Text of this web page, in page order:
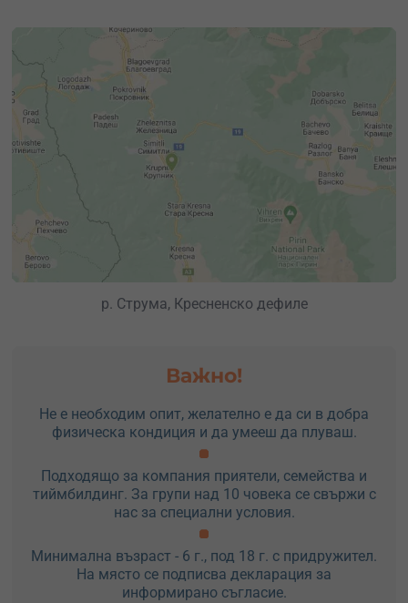
р. Струма, Кресненско дефиле
Важно!
Не е необходим опит, желателно е да си в добра
физическа кондиция и да умееш да плуваш.
Подходящо за компания приятели, семейства и
тиймбилдинг. За групи над 10 човека се свържи с
нас за специални условия.
Минимална възраст - 6 г., под 18 г. с придружител.
На място се подписва декларация за
информирано съгласие.